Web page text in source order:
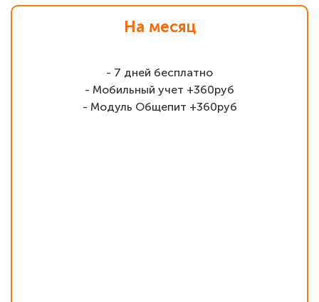
На месяц
- 7 дней бесплатно
- Мобильный учет +360руб
- Модуль Общепит +360руб